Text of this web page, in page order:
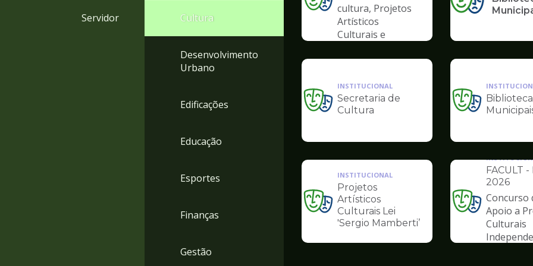
Servidor Cultura
Desenvolvimento
Urbano
Edificações
Educação
Esportes
Finanças
Gestão
Ilustração
pagina
de
Cultura
cultura, Projetos
Artísticos
Culturais e
Periferias
Ilustração
de
Cultura
INSTITUCIONAL
Secretaria de
Cultura
Ilustração
de
Cultura
Ilustração
de
INSTITUCIONAL
Projetos
Artísticos
Culturais Lei
'Sergio Mamberti’
Ilustração
pagina
de
FACULT
2026
Concurso
Apoio a
Culturais